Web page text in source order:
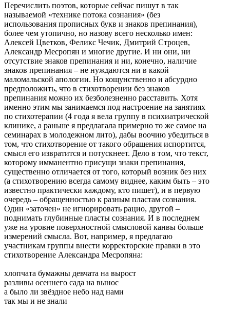
Перечислить поэтов, которые сейчас пишут в так
называемой «технике потока сознания» (без
использования прописных букв и знаков препинания),
более чем утопично, но назову всего несколько имен:
Алексей Цветков, Феликс Чечик, Дмитрий Строцев,
Александр Месропян и многие другие. И ни они, ни
отсутствие знаков препинания и ни, конечно, наличие
знаков препинания – не нуждаются ни в какой
маломальской апологии. Но кощунственно и абсурдно
предположить, что в стихотворении без знаков
препинания можно их безболезненно расставить. Хотя
именно этим мы занимаемся под настроение на занятиях
по стихотерапии (4 года я вела группу в психиатрической
клинике, а раньше я предлагала примерно то же самое на
семинарах в молодежном лито), дабы воочию убедиться в
том, что стихотворение от такого обращения испортится,
смысл его извратится и потускнеет. Дело в том, что текст,
которому имманентно присущи знаки препинания,
существенно отличается от того, который возник без них
(а стихотворению всегда самому виднее, каким быть – это
известно практически каждому, кто пишет), и в первую
очередь – обращенностью к разным пластам сознания.
Один «заточен» не игнорировать рацио, другой –
поднимать глубинные пласты сознания. И в последнем
уже на уровне поверхностной смысловой канвы больше
измерений смысла. Вот, например, я предлагаю
участникам группы внести корректорские правки в это
стихотворение Александра Месропяна:
хлопчата бумажны девчата на вырост
разливы осеннего сада на вынос
а было ли звёздное небо над нами
так мы и не знали